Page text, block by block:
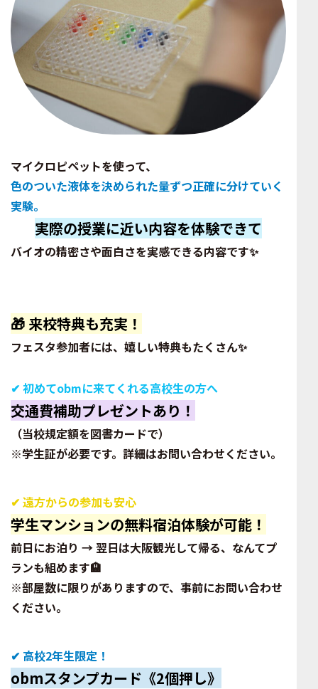
マイクロピペットを使って、
色のついた液体を決められた量ずつ正確に分けていく
実験。
実際の授業に近い内容を体験できて
バイオの精密さや面白さを実感できる内容です✨
🎁 来校特典も充実！
フェスタ参加者には、嬉しい特典もたくさん✨
✔ 初めてobmに来てくれる高校生の方へ
交通費補助プレゼントあり！
（当校規定額を図書カードで）
※学生証が必要です。詳細はお問い合わせください。
✔ 遠方からの参加も安心
学生マンションの無料宿泊体験が可能！
前日にお泊り → 翌日は大阪観光して帰る、なんてプ
ランも組めます🏨
※部屋数に限りがありますので、事前にお問い合わせ
ください。
✔ 高校2年生限定！
obmスタンプカード《2個押し》